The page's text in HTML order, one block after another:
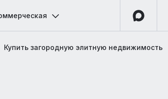
Купить загородную элитную недвижимость